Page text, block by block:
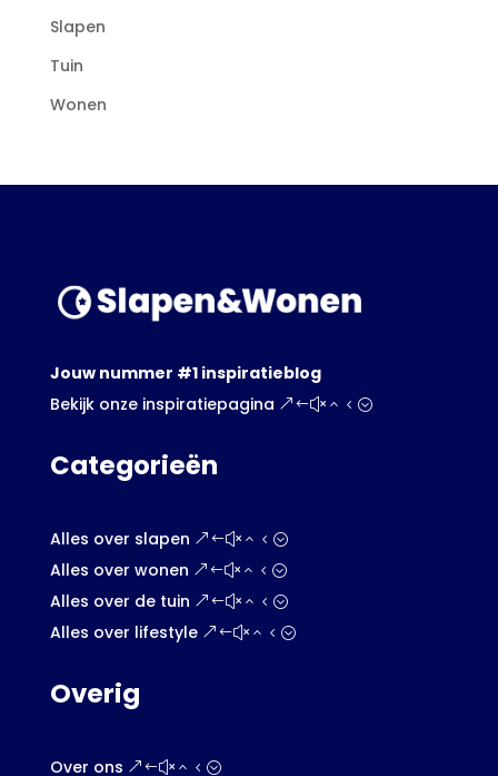
Slapen
Tuin
Wonen
Jouw nummer #1 inspiratieblog
Bekijk onze inspiratiepagina
Categorieën
Alles over slapen
Alles over wonen
Alles over de tuin
Alles over lifestyle
Overig
Over ons